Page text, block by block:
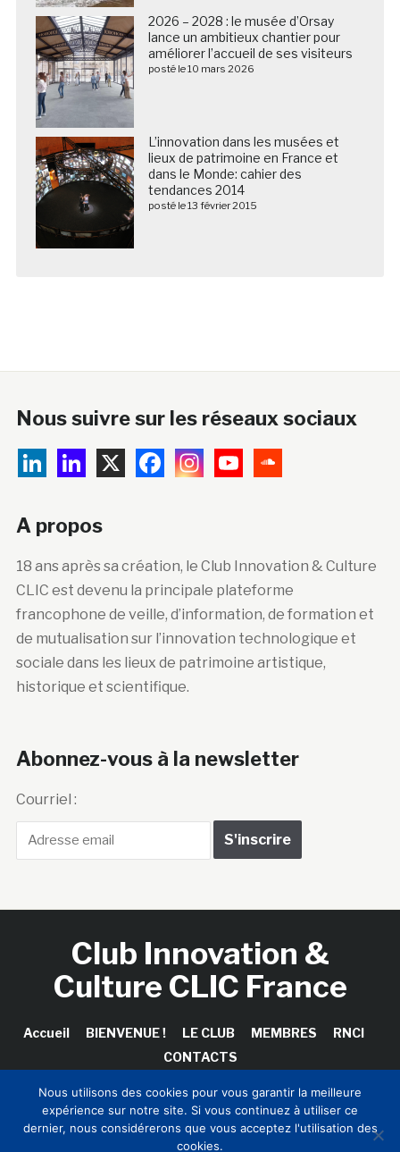
2026 – 2028 : le musée d’Orsay
lance un ambitieux chantier pour
améliorer l’accueil de ses visiteurs
posté le 10 mars 2026
L’innovation dans les musées et
lieux de patrimoine en France et
dans le Monde: cahier des
tendances 2014
posté le 13 février 2015
Nous suivre sur les réseaux sociaux
A propos
18 ans après sa création, le Club Innovation & Culture
CLIC est devenu la principale plateforme
francophone de veille, d’information, de formation et
de mutualisation sur l’innovation technologique et
sociale dans les lieux de patrimoine artistique,
historique et scientifique.
Abonnez-vous à la newsletter
Courriel :
Club Innovation &
Culture CLIC France
Accueil BIENVENUE ! LE CLUB MEMBRES
RNCI
CONTACTS
Copyright © 2026 Club Innovation & Culture CLIC France /
Nous utilisons des cookies pour vous garantir la meilleure
expérience sur notre site. Si vous continuez à utiliser ce
dernier, nous considérerons que vous acceptez l'utilisation des
cookies.